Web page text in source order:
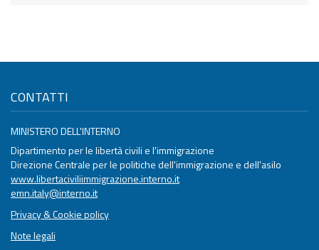
CONTATTI
MINISTERO DELL'INTERNO
Dipartimento per le libertà civili e l'immigrazione
Direzione Centrale per le politiche dell'immigrazione e dell'asilo
www.libertaciviliimmigrazione.interno.it
emn.italy@interno.it
Privacy & Cookie policy
Note legali